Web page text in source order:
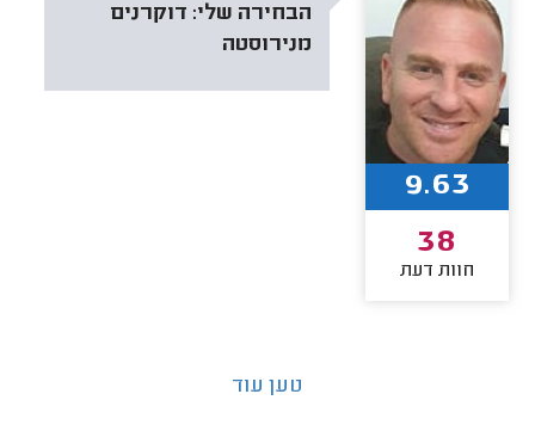
הבחירה שלי: דוקרנים
מנירוסטה
9.63
38
חוות דעת
טען עוד